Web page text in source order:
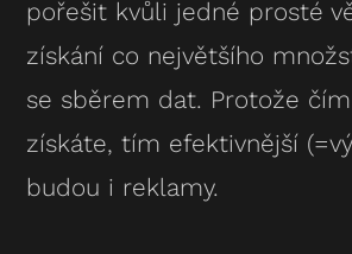
pořešit kvůli jedné prosté
získání co největšího
se sběrem dat. Protože
získáte, tím efektivnější
budou i reklamy.